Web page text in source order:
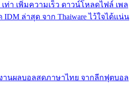
ท่า เพิ่มความเร็ว ดาวน์โหลดไฟล์ เพล
ล่าสุด จาก Thaiware ไว้ใจได้แน่น
งานผลบอลสดภาษาไทย จากลีกฟุตบอล